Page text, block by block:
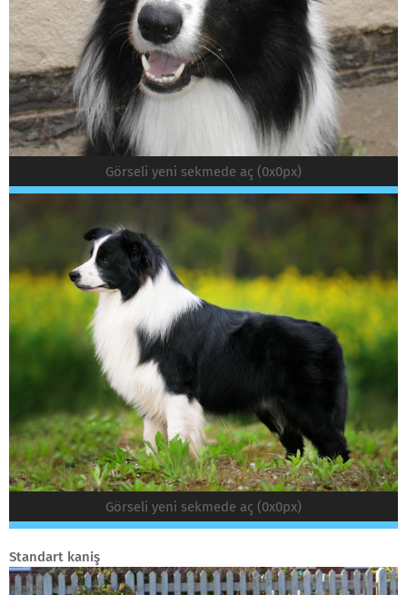
Görseli yeni sekmede aç (0x0px)
Görseli yeni sekmede aç (0x0px)
Standart kaniş